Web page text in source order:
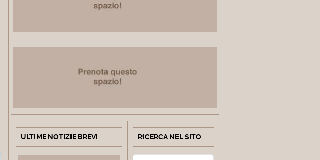
ULTIME NOTIZIE BREVI RICERCA NEL SITO
Cerca Type 2 or more characters